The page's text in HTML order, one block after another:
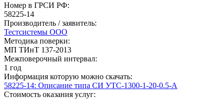
Номер в ГРСИ РФ:
58225-14
Производитель / заявитель:
Тестсистемы ООО
Методика поверки:
МП ТИнТ 137-2013
Межповерочный интервал:
1 год
Информация которую можно скачать:
58225-14: Описание типа СИ УТС-1300-1-20-0.5-А
Стоимость оказания услуг: